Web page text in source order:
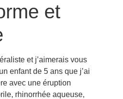
et
et j’aimerais vous
enfant de 5 ans que j’ai
avec une éruption
rhinorrhée aqueuse,